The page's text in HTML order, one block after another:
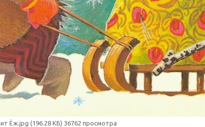
Ёж.jpg (196.28 КБ) 36762 просмотра